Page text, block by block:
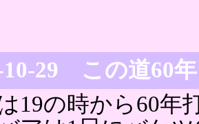
10-29 この道60年
19の時から60年